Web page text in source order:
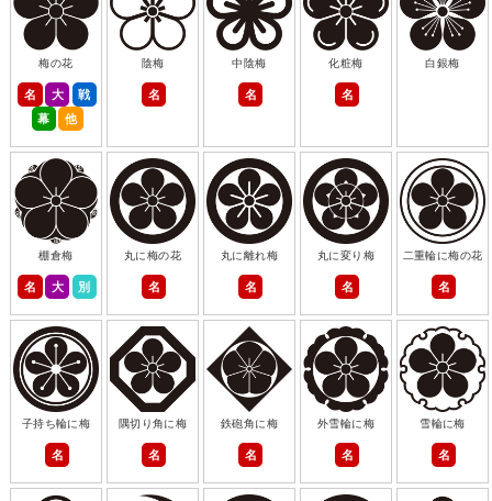
梅の花
名 大
戦
幕
他
陰梅
名
中陰梅
名
化粧梅
名
白銀梅
棚倉梅
名 大 別
丸に梅の花
名
丸に離れ梅
名
丸に変り梅
名
二重輪に梅の花
名
子持ち輪に梅
名
隅切り角に梅
名
鉄砲角に梅
名
外雪輪に梅
名
雪輪に梅
名